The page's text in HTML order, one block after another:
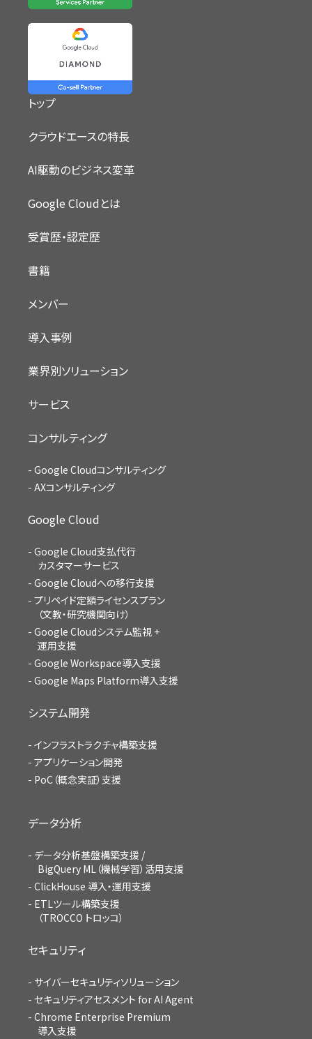
トップ
クラウドエースの特長
AI駆動のビジネス変革
Google Cloudとは
受賞歴・認定歴
書籍
メンバー
導入事例
業界別ソリューション
サービス
コンサルティング
Google Cloudコンサルティング
AXコンサルティング
Google Cloud
Google Cloud支払代行
カスタマーサービス
Google Cloudへの移行支援
プリペイド定額ライセンスプラン
（文教・研究機関向け）
Google Cloudシステム監視 +
運用支援
Google Workspace導入支援
Google Maps Platform導入支援
システム開発
インフラストラクチャ構築支援
アプリケーション開発
PoC（概念実証）支援
データ分析
データ分析基盤構築支援 /
BigQuery ML（機械学習）活用支援
ClickHouse 導入・運用支援
ETLツール構築支援
（TROCCO トロッコ）
セキュリティ
サイバーセキュリティソリューション
セキュリティアセスメント for AI Agent
Chrome Enterprise Premium
導入支援